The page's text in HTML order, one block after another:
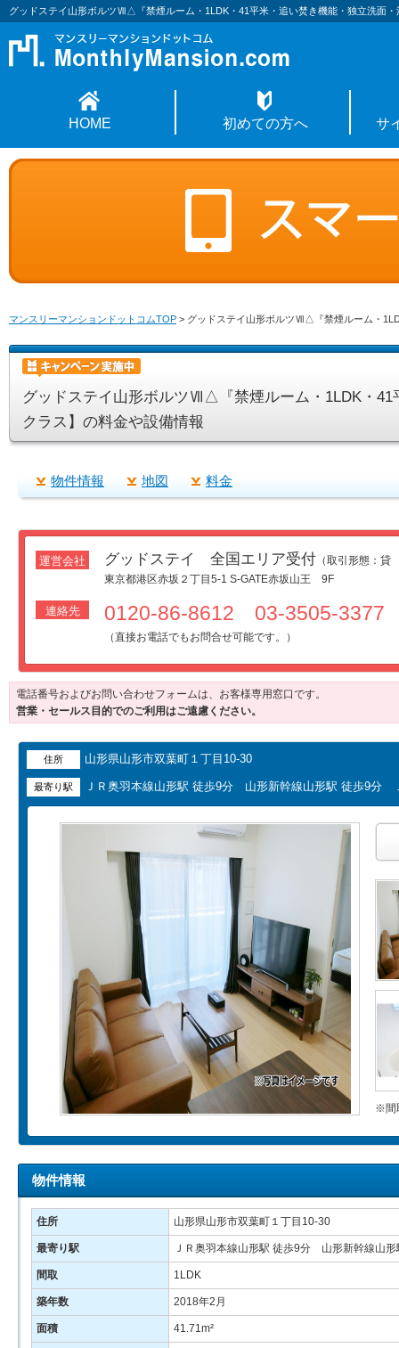
グッドステイ山形ボルツⅦ△『禁煙ルーム・1LDK・41平米・追い焚き機能・独立洗面
HOME 初めての方へ サ
マンスリーマンションドットコムTOP > グッドステイ山形ボルツⅦ△『禁煙ルーム・
グッドステイ山形ボルツⅦ△『禁煙ルーム・1LDK・
クラス】の料金や設備情報
物件情報 地図 料金
運営会社 グッドステイ 全国エリア受付（取引形態：
東京都港区赤坂２丁目5-1 S-GATE赤坂山王 9F
連絡先 0120-86-8612 03-3505-3377
（直接お電話でもお問合せ可能です。）
電話番号およびお問い合わせフォームは、お客様専用窓口です。
営業・セールス目的でのご利用はご遠慮ください。
住所 山形県山形市双葉町１丁目10-30
最寄り駅 ＪＲ奥羽本線山形駅 徒歩9分 山形新幹線山形駅 徒歩9分
※間
物件情報
住所 山形県山形市双葉町１丁目10-30
最寄り駅 ＪＲ奥羽本線山形駅 徒歩9分 山形新幹線山
間取 1LDK
築年数 2018年2月
面積 41.71m²